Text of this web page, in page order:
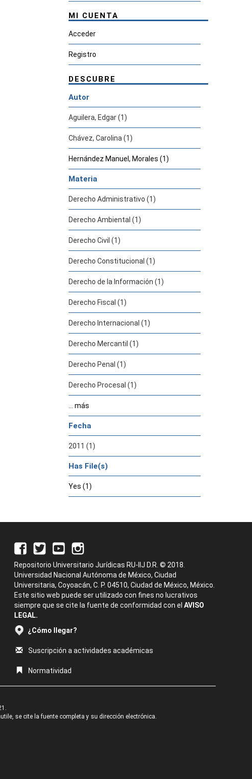
MI CUENTA
Acceder
Registro
DESCUBRE
Autor
Aguilera, Edgar (1)
Chávez, Carolina (1)
Hernández Manuel, Morales (1)
Materia
Derecho Administrativo (1)
Derecho Ambiental (1)
Derecho Civil (1)
Derecho Constitucional (1)
Derecho de la Información (1)
Derecho Fiscal (1)
Derecho Internacional (1)
Derecho Mercantil (1)
Derecho Penal (1)
Derecho Procesal (1)
... más
Fecha
2011 (1)
Has File(s)
Yes (1)
Repositorio Universitario Jurídicas RU-IIJ D.R. © 2018.
Universidad Nacional Autónoma de México, Ciudad
Universitaria, Coyoacán, C. P. 04510, Ciudad de México, México.
Este sitio web puede ser utilizado con fines no lucrativos
siempre que se cite la fuente de conformidad con el AVISO
LEGAL.
¿Cómo llegar?
Suscripción a actividades académicas
Normatividad
se cite la fuente completa y su dirección electrónica.